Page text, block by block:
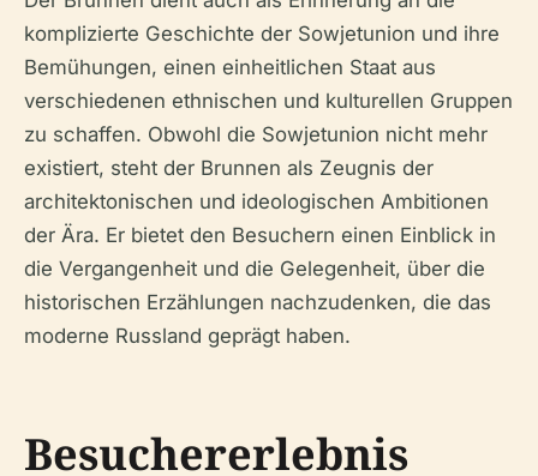
komplizierte Geschichte der Sowjetunion und ihre
Bemühungen, einen einheitlichen Staat aus
verschiedenen ethnischen und kulturellen Gruppen
zu schaffen. Obwohl die Sowjetunion nicht mehr
existiert, steht der Brunnen als Zeugnis der
architektonischen und ideologischen Ambitionen
der Ära. Er bietet den Besuchern einen Einblick in
die Vergangenheit und die Gelegenheit, über die
historischen Erzählungen nachzudenken, die das
moderne Russland geprägt haben.
Besuchererlebnis